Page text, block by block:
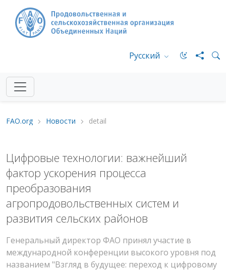
Русский
FAO.org Новости detail
Цифровые технологии: важнейший
фактор ускорения процесса
преобразования
агропродовольственных систем и
развития сельских районов
Генеральный директор ФАО принял участие в
международной конференции высокого уровня под
названием "Взгляд в будущее: переход к цифровому